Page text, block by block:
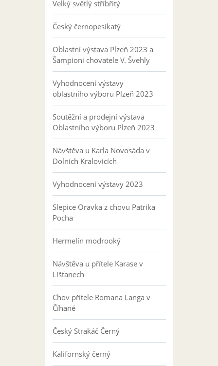
Velký světlý stříbřitý
Český černopesíkatý
Oblastní výstava Plzeň 2023 a
Šampioni chovatele V. Švehly
Vyhodnocení výstavy
oblastního výboru Plzeň 2023
Soutěžní a prodejní výstava
Oblastního výboru Plzeň 2023
Návštěva u Karla Novosáda v
Dolních Kralovicích
Vyhodnocení výstavy 2023
Slepice Oravka z chovu Patrika
Pocha
Hermelín modrooký
Návštěva u přítele Karase v
Líšťanech
Chov přítele Romana Langa v
Číhané
Český Strakáč Černý
Kalifornský černý